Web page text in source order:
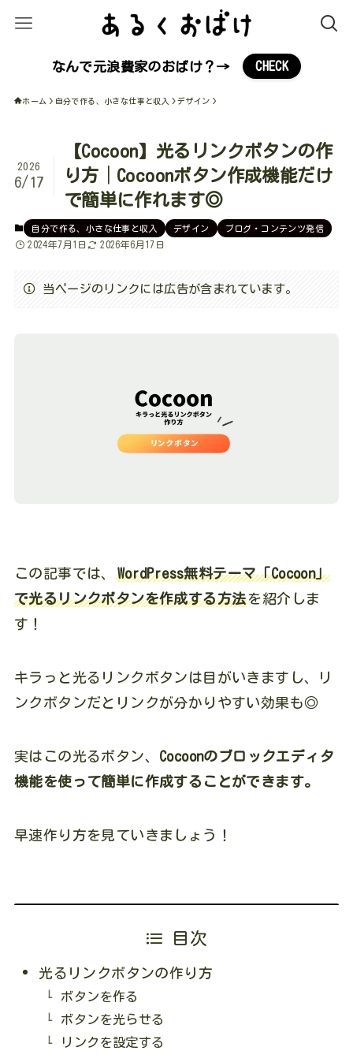
なんで元浪費家のおばけ？→ CHECK
ホーム 自分で作る、小さな仕事と収入 デザイン
【Cocoon】光るリンクボタンの作
り方│Cocoonボタン作成機能だけ
で簡単に作れます◎
2026
6/17
自分で作る、小さな仕事と収入 デザイン ブログ・コンテンツ発信
2024年7月1日 2026年6月17日
当ページのリンクには広告が含まれています。
この記事では、
WordPress無料テーマ「Cocoon」
で光るリンクボタンを作成する方法 を紹介しま
す！
キラっと光るリンクボタンは目がいきますし、リ
ンクボタンだとリンクが分かりやすい効果も◎
実はこの光るボタン、 Cocoonのブロックエディタ
機能を使って簡単に作成することができます。
早速作り方を見ていきましょう！
目次
光るリンクボタンの作り方
ボタンを作る
ボタンを光らせる
リンクを設定する